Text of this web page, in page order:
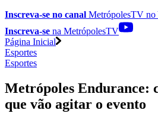
Inscreva-se no canal MetrópolesTV no
Inscreva-se na MetrópolesTV
Página Inicial
Esportes
Esportes
Metrópoles Endurance:
que vão agitar o evento